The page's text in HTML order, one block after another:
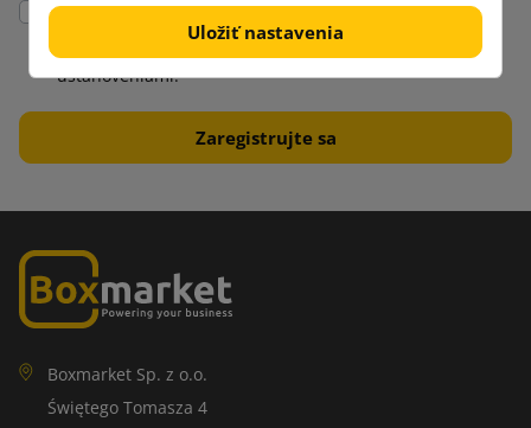
Vyhlasujem, že som si prečítalPredpisyaZásady
ochrany osobných údajovobchodu a súhlasím s ich
ustanoveniami.
Boxmarket Sp. z o.o.
Świętego Tomasza 4
Uložiť nastavenia